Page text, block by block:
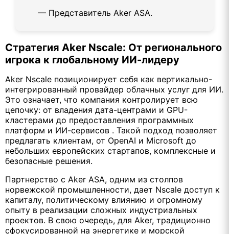
— Представитель Aker ASA.
Стратегия Aker Nscale: От регионального
игрока к глобальному ИИ-лидеру
Aker Nscale позиционирует себя как вертикально-
интегрированный провайдер облачных услуг для ИИ.
Это означает, что компания контролирует всю
цепочку: от владения дата-центрами и GPU-
кластерами до предоставления программных
платформ и ИИ-сервисов . Такой подход позволяет
предлагать клиентам, от OpenAI и Microsoft до
небольших европейских стартапов, комплексные и
безопасные решения.
Партнерство с Aker ASA, одним из столпов
норвежской промышленности, дает Nscale доступ к
капиталу, политическому влиянию и огромному
опыту в реализации сложных индустриальных
проектов. В свою очередь, для Aker, традиционно
сфокусированной на энергетике и морской